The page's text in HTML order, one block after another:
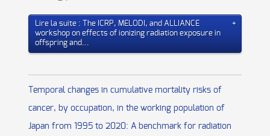
Lire la suite : The ICRP, MELODI, and ALLIANCE
workshop on effects of ionizing radiation exposure in
offspring and...
Temporal changes in cumulative mortality risks of
cancer, by occupation, in the working population of
Japan from 1995 to 2020: A benchmark for radiation